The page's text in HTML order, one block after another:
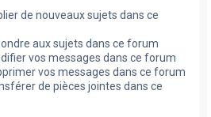
de nouveaux sujets dans ce
aux sujets dans ce forum
vos messages dans ce forum
vos messages dans ce forum
de pièces jointes dans ce